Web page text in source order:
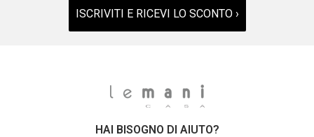
ISCRIVITI E RICEVI LO SCONTO ›
HAI BISOGNO DI AIUTO?